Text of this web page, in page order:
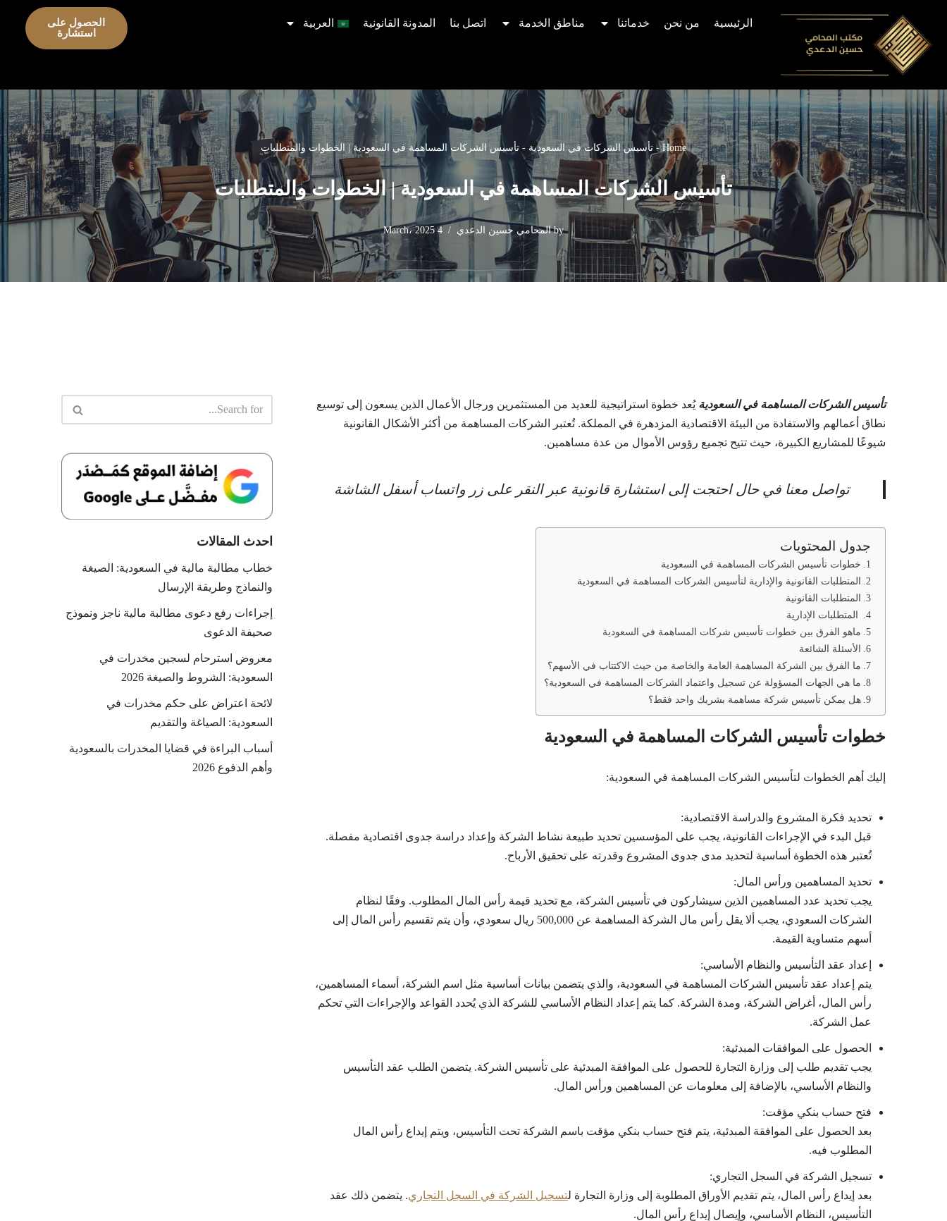
Skip
content
الرئيسية من نحن خدماتنا مناطق الخدمة اتصل بنا المدونة القانونية العربية
الحصول على
استشارة
Home
- تأسيس الشركات في السعودية - تأسيس الشركات المساهمة في السعودية | الخطوات والمتطلبات
تأسيس الشركات المساهمة في السعودية | الخطوات والمتطلبات
by المحامي حسين الدعدي 4 March، 2025
تأسيس الشركات المساهمة في السعودية يُعد خطوة استراتيجية للعديد من المستثمرين ورجال الأعمال الذين يسعون إلى توسيع
نطاق أعمالهم والاستفادة من البيئة الاقتصادية المزدهرة في المملكة. تُعتبر الشركات المساهمة من أكثر الأشكال القانونية
شيوعًا للمشاريع الكبيرة، حيث تتيح تجميع رؤوس الأموال من عدة مساهمين.
تواصل معنا في حال احتجت إلى استشارة قانونية عبر النقر على زر واتساب أسفل الشاشة
جدول المحتويات
خطوات تأسيس الشركات المساهمة في السعودية
المتطلبات القانونية والإدارية لتأسيس الشركات المساهمة في السعودية
المتطلبات القانونية
المتطلبات الإدارية
ماهو الفرق بين خطوات تأسيس شركات المساهمة في السعودية
الأسئلة الشائعة
ما الفرق بين الشركة المساهمة العامة والخاصة من حيث الاكتتاب في الأسهم؟
ما هي الجهات المسؤولة عن تسجيل واعتماد الشركات المساهمة في السعودية؟
هل يمكن تأسيس شركة مساهمة بشريك واحد فقط؟
خطوات تأسيس الشركات المساهمة في السعودية
إليك أهم الخطوات لتأسيس الشركات المساهمة في السعودية:
تحديد فكرة المشروع والدراسة الاقتصادية:
قبل البدء في الإجراءات القانونية، يجب على المؤسسين تحديد طبيعة نشاط الشركة وإعداد دراسة جدوى اقتصادية مفصلة.
تُعتبر هذه الخطوة أساسية لتحديد مدى جدوى المشروع وقدرته على تحقيق الأرباح.
تحديد المساهمين ورأس المال:
يجب تحديد عدد المساهمين الذين سيشاركون في تأسيس الشركة، مع تحديد قيمة رأس المال المطلوب. وفقًا لنظام
الشركات السعودي، يجب ألا يقل رأس مال الشركة المساهمة عن 500,000 ريال سعودي، وأن يتم تقسيم رأس المال إلى
أسهم متساوية القيمة.
إعداد عقد التأسيس والنظام الأساسي:
يتم إعداد عقد تأسيس الشركات المساهمة في السعودية، والذي يتضمن بيانات أساسية مثل اسم الشركة، أسماء المساهمين،
رأس المال، أغراض الشركة، ومدة الشركة. كما يتم إعداد النظام الأساسي للشركة الذي يُحدد القواعد والإجراءات التي تحكم
عمل الشركة.
الحصول على الموافقات المبدئية:
يجب تقديم طلب إلى وزارة التجارة للحصول على الموافقة المبدئية على تأسيس الشركة. يتضمن الطلب عقد التأسيس
والنظام الأساسي، بالإضافة إلى معلومات عن المساهمين ورأس المال.
فتح حساب بنكي مؤقت:
بعد الحصول على الموافقة المبدئية، يتم فتح حساب بنكي مؤقت باسم الشركة تحت التأسيس، ويتم إيداع رأس المال
المطلوب فيه.
تسجيل الشركة في السجل التجاري:
بعد إيداع رأس المال، يتم تقديم الأوراق المطلوبة إلى وزارة التجارة لتسجيل الشركة في السجل التجاري. يتضمن ذلك عقد
التأسيس، النظام الأساسي، وإيصال إيداع رأس المال.
احدث المقالات
خطاب مطالبة مالية في السعودية: الصيغة
والنماذج وطريقة الإرسال
إجراءات رفع دعوى مطالبة مالية ناجز ونموذج
صحيفة الدعوى
معروض استرحام لسجين مخدرات في
السعودية: الشروط والصيغة 2026
لائحة اعتراض على حكم مخدرات في
السعودية: الصياغة والتقديم
أسباب البراءة في قضايا المخدرات بالسعودية
وأهم الدفوع 2026